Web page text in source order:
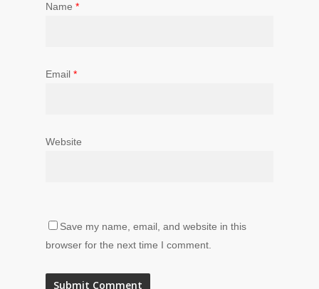
Name *
Email *
Website
Save my name, email, and website in this
browser for the next time I comment.